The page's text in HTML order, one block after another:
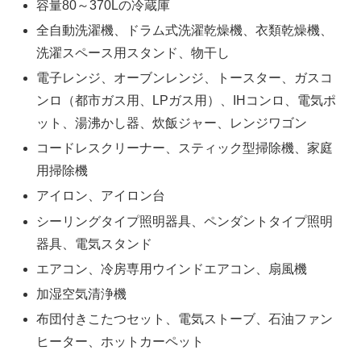
容量80～370Lの冷蔵庫
全自動洗濯機、ドラム式洗濯乾燥機、衣類乾燥機、
洗濯スペース用スタンド、物干し
電子レンジ、オーブンレンジ、トースター、ガスコ
ンロ（都市ガス用、LPガス用）、IHコンロ、電気ポ
ット、湯沸かし器、炊飯ジャー、レンジワゴン
コードレスクリーナー、スティック型掃除機、家庭
用掃除機
アイロン、アイロン台
シーリングタイプ照明器具、ペンダントタイプ照明
器具、電気スタンド
エアコン、冷房専用ウインドエアコン、扇風機
加湿空気清浄機
布団付きこたつセット、電気ストーブ、石油ファン
ヒーター、ホットカーペット